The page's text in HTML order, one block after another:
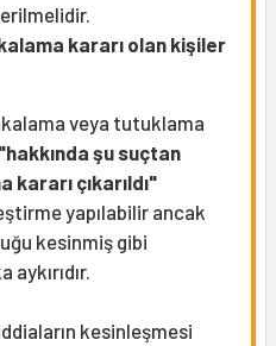
kararı olan kişiler
veya tutuklama
"hakkında şu suçtan
kararı çıkarıldı"
yapılabilir ancak
kesinmiş gibi
aykırıdır.
kesinleşmesi